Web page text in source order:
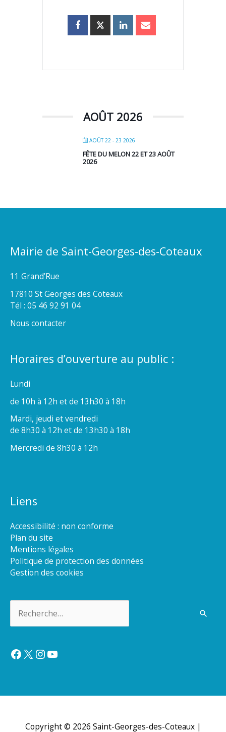
AOÛT 2026
AOÛT 22 - 23 2026
FÊTE DU MELON 22 ET 23 AOÛT
2026
Mairie de Saint-Georges-des-Coteaux
11 Grand’Rue
17810 St Georges des Coteaux
Tél : 05 46 92 91 04
Nous contacter
Horaires d’ouverture au public :
Lundi
de 10h à 12h et de 13h30 à 18h
Mardi, jeudi et vendredi
de 8h30 à 12h et de 13h30 à 18h
Mercredi de 8h30 à 12h
Liens
Accessibilité : non conforme
Plan du site
Mentions légales
Politique de protection des données
Gestion des cookies
Facebook
X Instagram
YouTube
Copyright © 2026 Saint-Georges-des-Coteaux|